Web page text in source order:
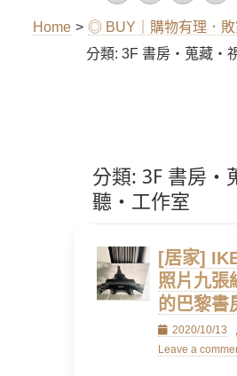
Home > ◎ BUY｜購物有理．敗
分類: 3F 書房‧蒐藏‧
分類: 3F 書房‧
聽‧工作室
[居家]
照片九張
的巴黎書
Posted
on
2020/10/13
Leave a